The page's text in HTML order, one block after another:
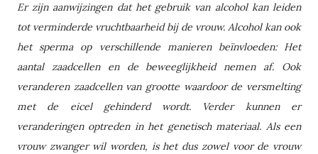
Er zijn aanwijzingen dat het gebruik van alcohol kan leiden
tot verminderde vruchtbaarheid bij de vrouw. Alcohol kan ook
het sperma op verschillende manieren beïnvloeden: Het
aantal zaadcellen en de beweeglijkheid nemen af. Ook
veranderen zaadcellen van grootte waardoor de versmelting
met de eicel gehinderd wordt. Verder kunnen er
veranderingen optreden in het genetisch materiaal. Als een
vrouw zwanger wil worden, is het dus zowel voor de vrouw